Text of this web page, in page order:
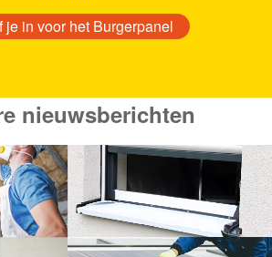
je in voor het Burgerpanel
nieuwsberichten